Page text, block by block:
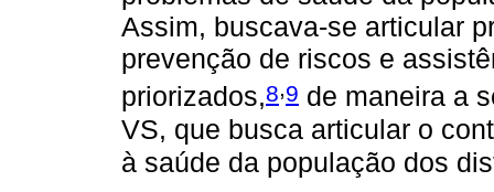
Assim, buscava-se articular
prevenção de riscos e
priorizados,8,9 de maneira a
VS, que busca articular o
à saúde da população dos